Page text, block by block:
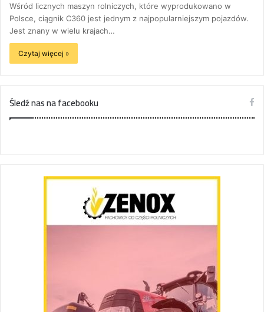
Wśród licznych maszyn rolniczych, które wyprodukowano w
Polsce, ciągnik C360 jest jednym z najpopularniejszym pojazdów.
Jest znany w wielu krajach…
Czytaj więcej »
Śledź nas na facebooku